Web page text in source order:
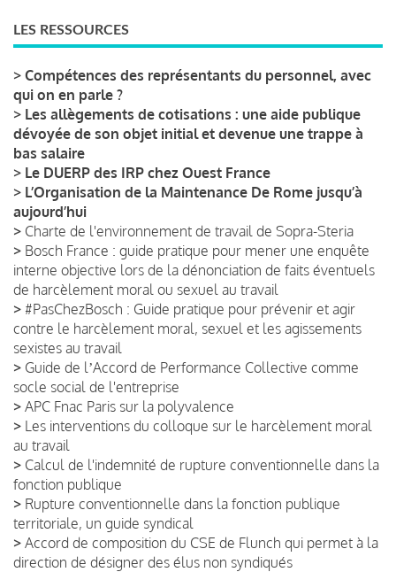
LES RESSOURCES
> Compétences des représentants du personnel, avec
qui on en parle ?
> Les allègements de cotisations : une aide publique
dévoyée de son objet initial et devenue une trappe à
bas salaire
> Le DUERP des IRP chez Ouest France
> L’Organisation de la Maintenance De Rome jusqu’à
aujourd’hui
> Charte de l'environnement de travail de Sopra-Steria
> Bosch France : guide pratique pour mener une enquête
interne objective lors de la dénonciation de faits éventuels
de harcèlement moral ou sexuel au travail
> #PasChezBosch : Guide pratique pour prévenir et agir
contre le harcèlement moral, sexuel et les agissements
sexistes au travail
> Guide de lʼAccord de Performance Collective comme
socle social de l'entreprise
> APC Fnac Paris sur la polyvalence
> Les interventions du colloque sur le harcèlement moral
au travail
> Calcul de l'indemnité de rupture conventionnelle dans la
fonction publique
> Rupture conventionnelle dans la fonction publique
territoriale, un guide syndical
> Accord de composition du CSE de Flunch qui permet à la
direction de désigner des élus non syndiqués